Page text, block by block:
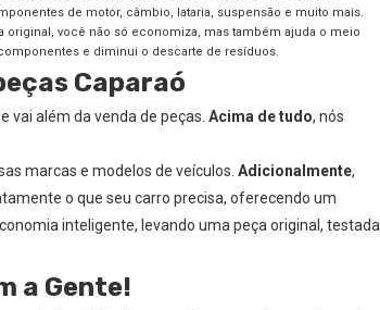
de motor, câmbio, lataria, suspensão e muito mais.
original, você não só economiza, mas também ajuda o meio
e diminui o descarte de resíduos.
Caparaó
vai além da venda de peças. Acima de tudo, nós
marcas e modelos de veículos. Adicionalmente,
o que seu carro precisa, oferecendo um
inteligente, levando uma peça original, testada
a Gente!